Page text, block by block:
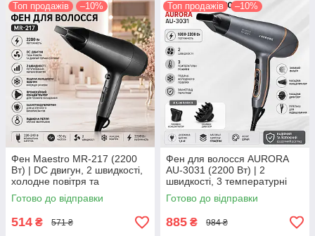
Топ продажів –10%
Фен Maestro MR-217 (2200
Вт) | DC двигун, 2 швидкості,
холодне повітря та
професійний концентратор
Готово до відправки
514 ₴ 571 ₴
Топ продажів –10%
Фен для волосся AURORA
AU-3031 (2200 Вт) | 2
швидкості, 3 температурні
режими, холодне повітря,
дифузор і концентратор
Готово до відправки
885 ₴ 984 ₴